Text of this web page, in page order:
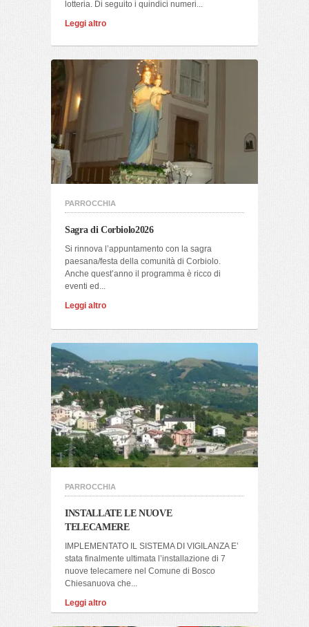
lotteria. Di seguito i quindici numeri...
Leggi altro
PARROCCHIA
Sagra di Corbiolo2026
Si rinnova l’appuntamento con la sagra
paesana/festa della comunità di Corbiolo.
Anche quest’anno il programma è ricco di
eventi ed...
Leggi altro
PARROCCHIA
INSTALLATE LE NUOVE
TELECAMERE
IMPLEMENTATO IL SISTEMA DI VIGILANZA E’
stata finalmente ultimata l’installazione di 7
nuove telecamere nel Comune di Bosco
Chiesanuova che...
Leggi altro